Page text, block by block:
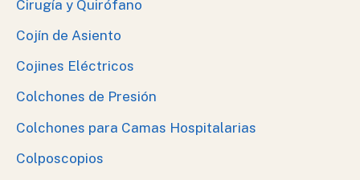
Cirugía y Quirófano
Cojín de Asiento
Cojines Eléctricos
Colchones de Presión
Colchones para Camas Hospitalarias
Colposcopios